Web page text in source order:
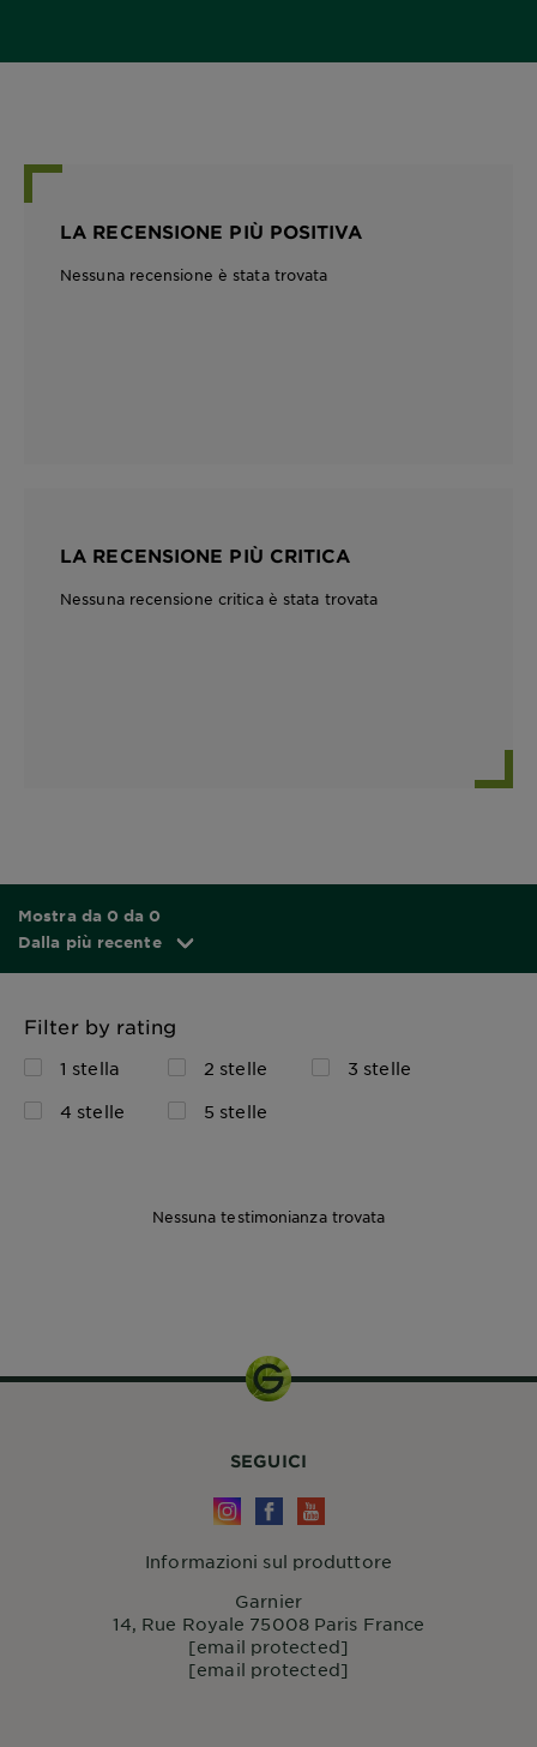
LA RECENSIONE PIÙ POSITIVA
Nessuna recensione è stata trovata
LA RECENSIONE PIÙ CRITICA
Nessuna recensione critica è stata trovata
Mostra da 0 da 0
Dalla più recente
Filter by rating
1 stella 2 stelle
3 stelle
4 stelle
5 stelle
Nessuna testimonianza trovata
SEGUICI
Informazioni sul produttore
Garnier
14, Rue Royale 75008 Paris France
[email protected]
[email protected]